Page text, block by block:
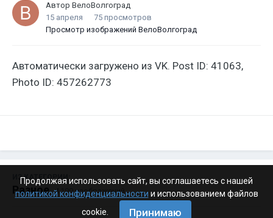
Автор ВелоВолгоград
15 апреля
75 просмотров
Просмотр изображений ВелоВолгоград
Автоматически загружено из VK. Post ID: 41063,
Photo ID: 457262773
ИЗ КАТЕГОРИИ:
Разное · 4 199 изображений
Продолжая использовать сайт, вы соглашаетесь с нашей
политикой конфиденциальности и использованием файлов
cookie.
Принимаю